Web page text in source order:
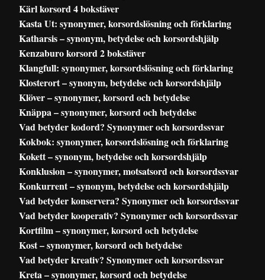
Kärl korsord 4 bokstäver
Kasta Ut: synonymer, korsordslösning och förklaring
Katharsis – synonym, betydelse och korsordshjälp
Kenzaburo korsord 2 bokstäver
Klangfull: synonymer, korsordslösning och förklaring
Klosterort – synonym, betydelse och korsordshjälp
Klöver – synonymer, korsord och betydelse
Knäppa – synonymer, korsord och betydelse
Vad betyder kodord? Synonymer och korsordssvar
Kokbok: synonymer, korsordslösning och förklaring
Kokett – synonym, betydelse och korsordshjälp
Konklusion – synonymer, motsatsord och korsordssvar
Konkurrent – synonym, betydelse och korsordshjälp
Vad betyder konservera? Synonymer och korsordssvar
Vad betyder kooperativ? Synonymer och korsordssvar
Kortfilm – synonymer, korsord och betydelse
Kost – synonymer, korsord och betydelse
Vad betyder kreativ? Synonymer och korsordssvar
Kreta – synonymer, korsord och betydelse